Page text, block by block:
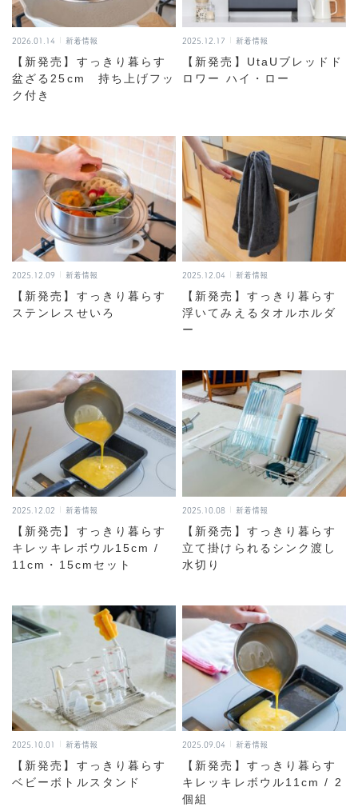
2026.01.14 新着情報
【新発売】すっきり暮らす
盆ざる25cm 持ち上げフッ
ク付き
2025.12.17 新着情報
【新発売】UtaUブレッドド
ロワー ハイ・ロー
2025.12.09 新着情報
【新発売】すっきり暮らす
ステンレスせいろ
2025.12.04 新着情報
【新発売】すっきり暮らす
浮いてみえるタオルホルダ
ー
2025.12.02 新着情報
【新発売】すっきり暮らす
キレッキレボウル15cm /
11cm・15cmセット
2025.10.08 新着情報
【新発売】すっきり暮らす
立て掛けられるシンク渡し
水切り
2025.10.01 新着情報
【新発売】すっきり暮らす
ベビーボトルスタンド
2025.09.04 新着情報
【新発売】すっきり暮らす
キレッキレボウル11cm / 2
個組